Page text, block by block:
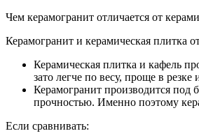
Чем керамогранит отличается от
Керамогранит и керамическая плитка
Керамическая плитка и кафель
зато легче по весу, проще в резке
Керамогранит производится под
прочностью. Именно поэтому
Если сравнивать: